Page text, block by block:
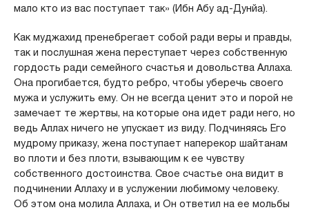
мало кто из вас поступает так» (Ибн Абу ад-Дунйа).
Как муджахид пренебрегает собой ради веры и правды,
так и послушная жена переступает через собственную
гордость ради семейного счастья и довольства Аллаха.
Она прогибается, будто ребро, чтобы уберечь своего
мужа и услужить ему. Он не всегда ценит это и порой не
замечает те жертвы, на которые она идет ради него, но
ведь Аллах ничего не упускает из виду. Подчиняясь Его
мудрому приказу, жена поступает наперекор шайтанам
во плоти и без плоти, взывающим к ее чувству
собственного достоинства. Свое счастье она видит в
подчинении Аллаху и в услужении любимому человеку.
Об этом она молила Аллаха, и Он ответил на ее мольбы